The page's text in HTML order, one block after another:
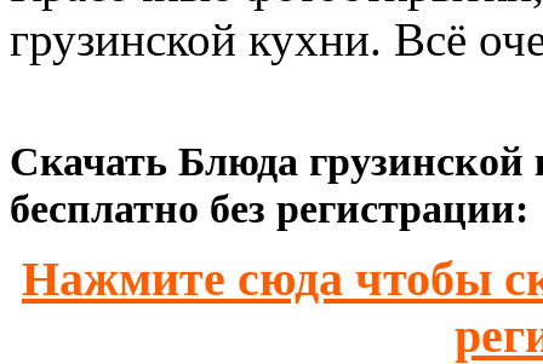
грузинской кухни. Всё
Скачать Блюда
бесплатно без регистрации:
Нажмите сюда чтобы